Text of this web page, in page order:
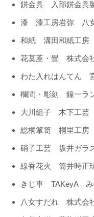
錺金具 入部錺金具
漆 漆工房岩弥 八
和紙 溝田和紙工房
花茣蓙・畳 株式会
わた入れはんてん
欄間・彫刻 鐘一ラ
大川組子 木下工芸
総桐箪笥 桐里工房
硝子工芸 坂井ガラ
線香花火 筒井時正
きじ車 TAKeyA み
八女すだれ 株式会